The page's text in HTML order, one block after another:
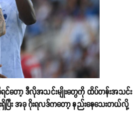
ဆိုရင်တော့ ဒီလိုအသင်းမျိုးတွေကို ထိပ်တန်းအသင်း
ပြီး အခု ဂိုးရလဒ်ကတော့ နည်းနေသေးတယ်လို့